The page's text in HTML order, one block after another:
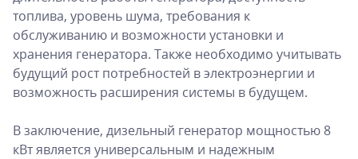
топлива, уровень шума, требования к
обслуживанию и возможности установки и
хранения генератора. Также необходимо учитывать
будущий рост потребностей в электроэнергии и
возможность расширения системы в будущем.
В заключение, дизельный генератор мощностью 8
кВт является универсальным и надежным